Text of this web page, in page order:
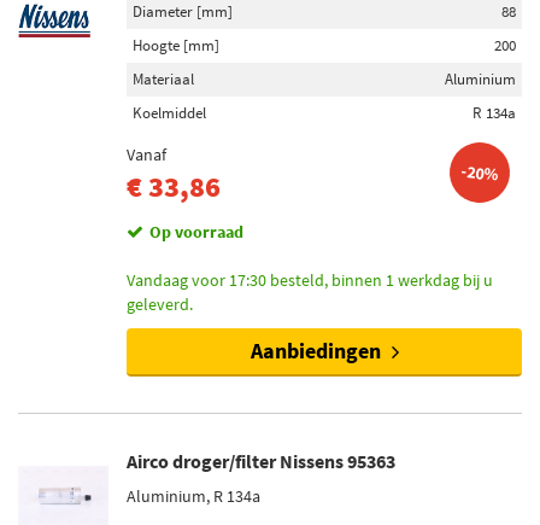
Diameter [mm]
88
Hoogte [mm]
200
Materiaal
Aluminium
Koelmiddel
R 134a
Vanaf
€ 33,86 -20%
Op voorraad
Vandaag voor 17:30 besteld, binnen 1 werkdag bij u
geleverd.
Aanbiedingen
Airco droger/filter Nissens 95363
Aluminium, R 134a